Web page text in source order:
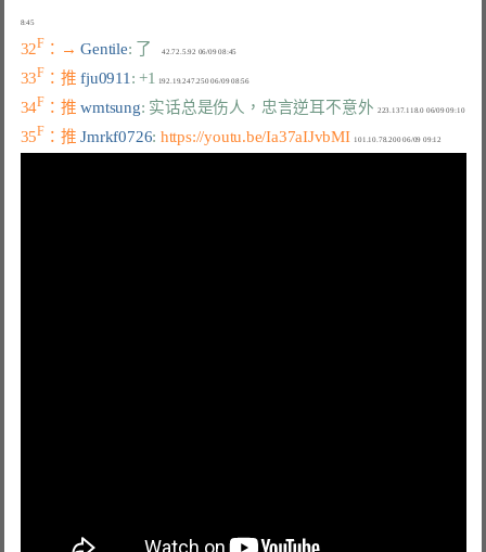
8:45
32F ：→ Gentile: 了
33F ：推 fju0911 : +1
34F ：推 wmtsung: 实话总是伤人，忠言逆耳不意外
  223.137.118.0 06/09 09:10
35F ：推 Jmrkf0726: https://youtu.be/Ia37aIJvbMI